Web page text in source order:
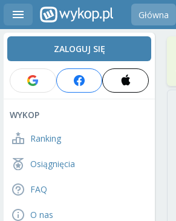
Główna
ZALOGUJ SIĘ
WYKOP
Ranking
Osiągnięcia
FAQ
O nas